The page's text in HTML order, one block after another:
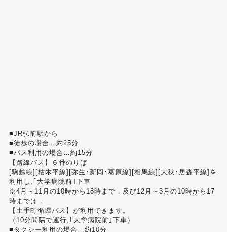
■JR弘前駅から
■徒歩の場合…約25分
■バス利用の場合…約15分
【路線バス】６番のりば
[駒越線][枯木平線][弥生･新岡･葛原線][相馬線][大秋･居森平線]を
利用し,｢大学病院前｣下車
※4月～11月の10時から18時まで，及び12月～3月の10時から17
時までは，
【土手町循環バス】が利用できます。
（10分間隔で運行,｢大学病院前｣下車）
■タクシー利用の場合…約10分